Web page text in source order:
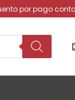
por pago